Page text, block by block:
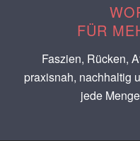
FÜR
Faszien, Rücken,
praxisnah, nachhaltig
jede